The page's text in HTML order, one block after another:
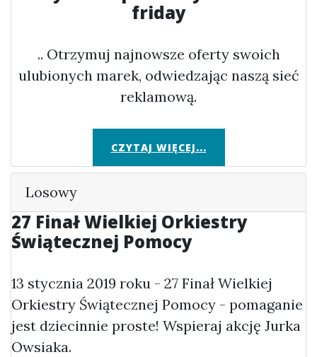
friday
.. Otrzymuj najnowsze oferty swoich
ulubionych marek, odwiedzając naszą sieć
reklamową.
CZYTAJ WIĘCEJ...
Losowy
27 Finał Wielkiej Orkiestry
Świątecznej Pomocy
13 stycznia 2019 roku - 27 Finał Wielkiej
Orkiestry Świątecznej Pomocy - pomaganie
jest dziecinnie proste! Wspieraj akcję Jurka
Owsiaka.